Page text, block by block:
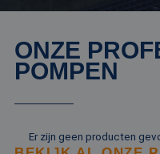
ONZE
POMPEN
Er zijn geen producten